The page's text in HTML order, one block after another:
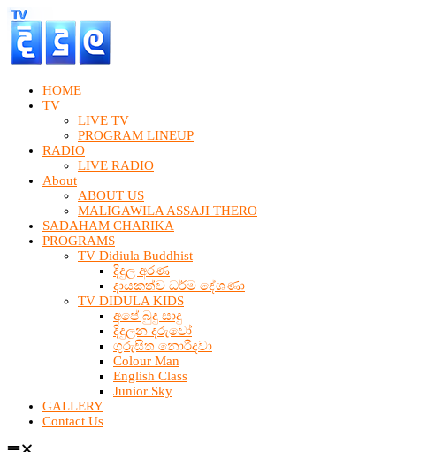
HOME
TV
LIVE TV
PROGRAM LINEUP
RADIO
LIVE RADIO
About
ABOUT US
MALIGAWILA ASSAJI THERO
SADAHAM CHARIKA
PROGRAMS
TV Didiula Buddhist
දිදුල අරණ
දායකත්ව ධර්ම දේශණා
TV DIDULA KIDS
අපේ බුදු සාදු
දිදුලන දරුවෝ
ගුරුසිත නොරිදවා
Colour Man
English Class
Junior Sky
GALLERY
Contact Us